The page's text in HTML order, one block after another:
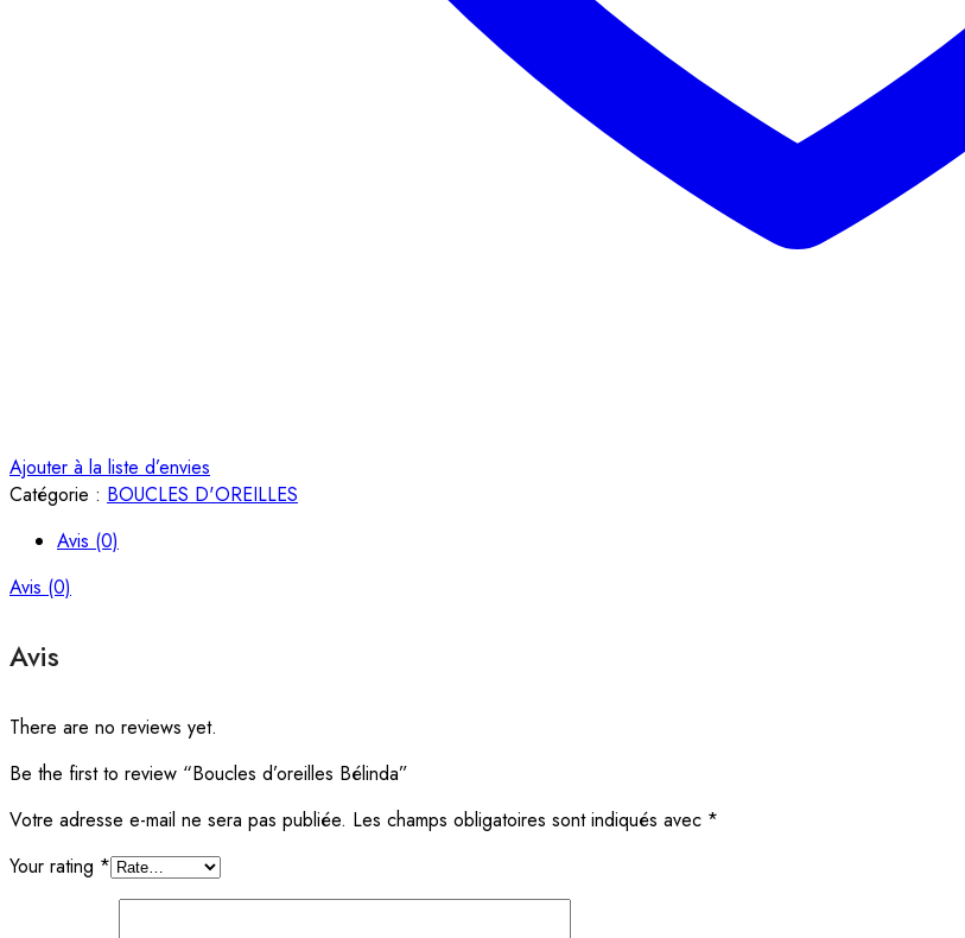
Ajouter à la liste d’envies
Catégorie : BOUCLES D'OREILLES
Avis (0)
Avis (0)
Avis
There are no reviews yet.
Be the first to review “Boucles d’oreilles Bélinda”
Votre adresse e-mail ne sera pas publiée. Les champs obligatoires sont indiqués avec *
Your rating *